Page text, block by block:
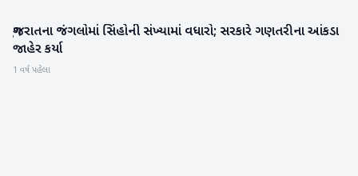
ગુજરાત
ગુજરાતના જંગલોમાં સિંહોની સંખ્યામાં વધારો; સરકારે ગણતરીના આંકડા
જાહેર કર્યા
1 વર્ષ પહેલા